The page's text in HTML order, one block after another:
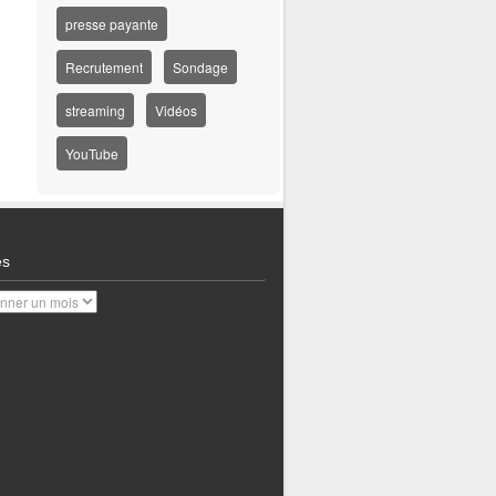
presse payante
Recrutement Sondage
streaming Vidéos
YouTube